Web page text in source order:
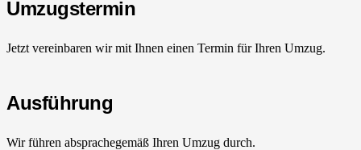
Umzugstermin
Jetzt vereinbaren wir mit Ihnen einen Termin für Ihren Umzug.
Ausführung
Wir führen absprachegemäß Ihren Umzug durch.